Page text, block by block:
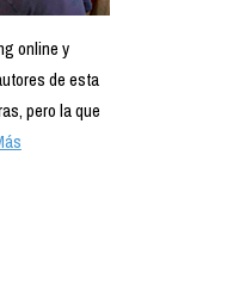
online y
de esta
pero la que